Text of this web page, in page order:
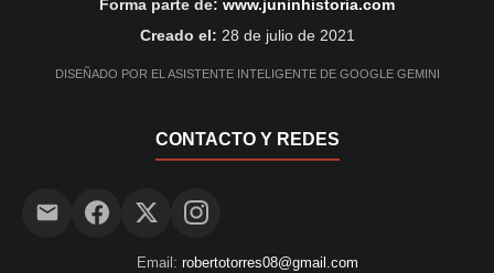
Forma parte de: www.juninhistoria.com
Creado el: 28 de julio de 2021
DISEÑADO POR EL ASISTENTE INTELIGENTE DE GOOGLE GEMINI
CONTACTO Y REDES
Email: robertotorres08@gmail.com